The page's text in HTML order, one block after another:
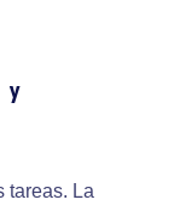
y
tareas. La